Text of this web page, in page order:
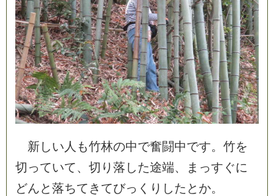
新しい 人 も竹林の中で奮闘中です。 竹を
切 っていて、 切 り 落 した途端、 ま っす ぐに
どんと落ちて き てびっ く り した と か。